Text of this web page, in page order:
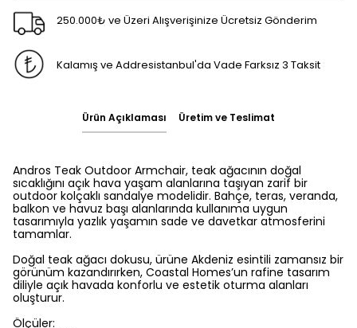
250.000₺ ve Üzeri Alışverişinize Ücretsiz Gönderim
Kalamış ve Addresistanbul'da Vade Farksız 3 Taksit
Ürün Açıklaması Üretim ve Teslimat
Andros Teak Outdoor Armchair, teak ağacının doğal
sıcaklığını açık hava yaşam alanlarına taşıyan zarif bir
outdoor kolçaklı sandalye modelidir. Bahçe, teras, veranda,
balkon ve havuz başı alanlarında kullanıma uygun
tasarımıyla yazlık yaşamın sade ve davetkar atmosferini
tamamlar.
Doğal teak ağacı dokusu, ürüne Akdeniz esintili zamansız bir
görünüm kazandırırken, Coastal Homes’un rafine tasarım
diliyle açık havada konforlu ve estetik oturma alanları
oluşturur.
Ölçüler: